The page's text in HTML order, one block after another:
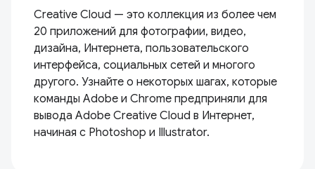
Creative Cloud — это коллекция из более чем
20 приложений для фотографии, видео,
дизайна, Интернета, пользовательского
интерфейса, социальных сетей и многого
другого. Узнайте о некоторых шагах, которые
команды Adobe и Chrome предприняли для
вывода Adobe Creative Cloud в Интернет,
начиная с Photoshop и Illustrator.